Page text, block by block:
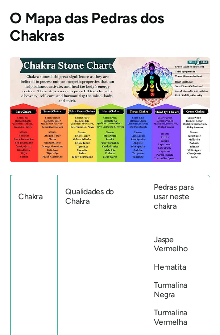
O Mapa das Pedras dos
Chakras
Chakra
Qualidades do
Chakra
Pedras para
usar neste
chakra
Jaspe
Vermelho
Hematita
Turmalina
Negra
Turmalina
Vermelha